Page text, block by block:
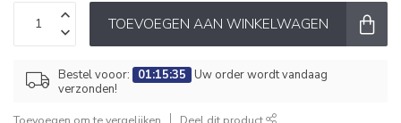
TOEVOEGEN AAN WINKELWAGEN
Bestel vooor: 01:15:35 Uw order wordt vandaag
verzonden!
Toevoegen om te vergelijken Deel dit product